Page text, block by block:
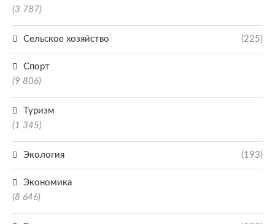
(3 787)
Сельское хозяйство (225)
Спорт
(9 806)
Туризм
(1 345)
Экология (193)
Экономика
(8 646)